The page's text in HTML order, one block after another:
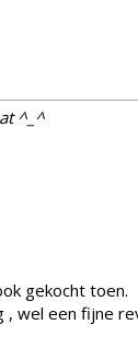
^_^
gekocht toen.
, wel een fijne